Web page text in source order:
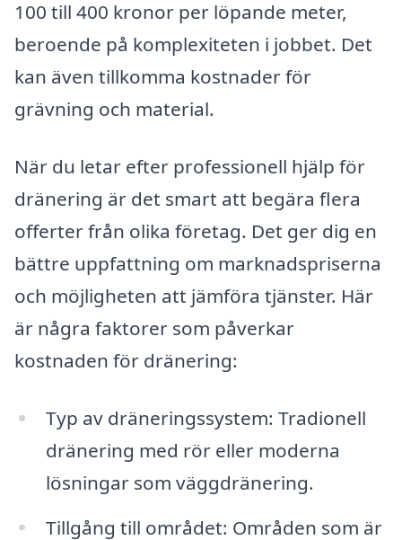
100 till 400 kronor per löpande meter,
beroende på komplexiteten i jobbet. Det
kan även tillkomma kostnader för
grävning och material.
När du letar efter professionell hjälp för
dränering är det smart att begära flera
offerter från olika företag. Det ger dig en
bättre uppfattning om marknadspriserna
och möjligheten att jämföra tjänster. Här
är några faktorer som påverkar
kostnaden för dränering:
Typ av dräneringssystem: Tradionell
dränering med rör eller moderna
lösningar som väggdränering.
Tillgång till området: Områden som är